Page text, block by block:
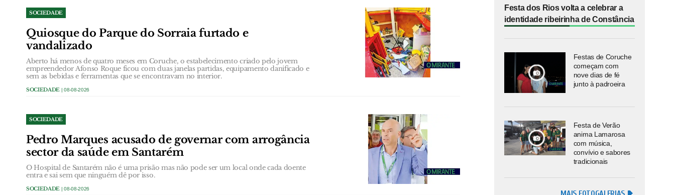
SOCIEDADE
Quiosque do Parque do Sorraia furtado e
vandalizado
Aberto há menos de quatro meses em Coruche, o estabelecimento criado pelo jovem
empreendedor Afonso Roque ficou com duas janelas partidas, equipamento danificado e
sem as bebidas e ferramentas que se encontravam no interior.
SOCIEDADE | 08-08-2026
SOCIEDADE
Pedro Marques acusado de governar com arrogância
sector da saúde em Santarém
O Hospital de Santarém não é uma prisão mas não pode ser um local onde cada doente
entra e sai sem que ninguém dê por isso.
SOCIEDADE | 08-08-2026
Festa dos Rios volta a celebrar a
identidade ribeirinha de Constância
Festas de Coruche
começam com
nove dias de fé
junto à padroeira
Festa de Verão
anima Lamarosa
com música,
convívio e sabores
tradicionais